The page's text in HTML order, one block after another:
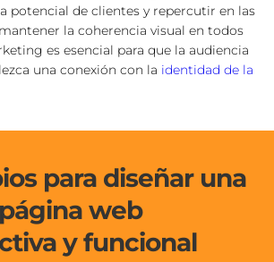
potencial de clientes y repercutir en las
la coherencia visual en todos
es esencial para que la audiencia
una conexión con la identidad de la
para diseñar una
página web
y funcional